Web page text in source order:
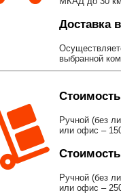
Доставка
выбранной
Ручной (без
или офис –
Ручной (без
или офис –